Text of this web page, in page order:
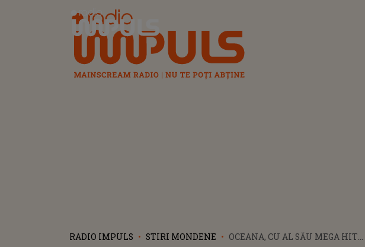
Radio Impuls
RADIO IMPULS STIRI MONDENE
OCEANA, CU AL SĂU MEGA HIT